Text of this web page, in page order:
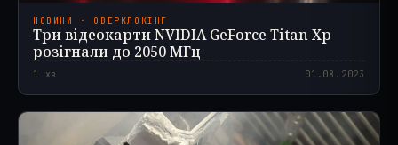
НОВИНИ · ОВЕРКЛОКІНГ
Три відеокарти NVIDIA GeForce Titan Xp
розігнали до 2050 МГц
1 хв 01.08.2023